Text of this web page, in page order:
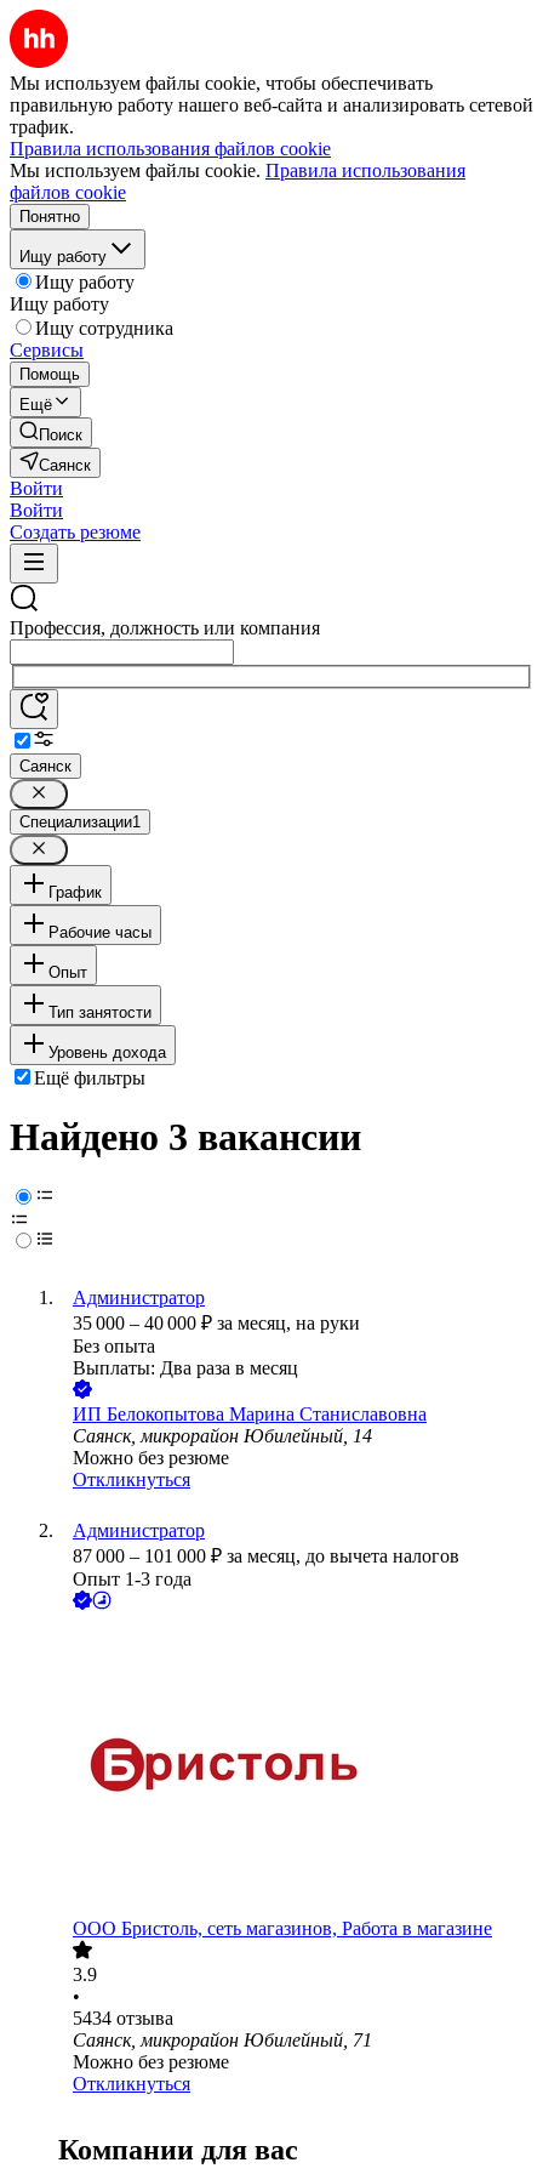
Мы используем файлы cookie, чтобы обеспечивать
правильную работу нашего веб-сайта и анализировать сетевой
трафик.
Правила использования файлов cookie
Мы используем файлы cookie. Правила использования
файлов cookie
Понятно
Ищу работу
Ищу работу
Ищу работу
Ищу сотрудника
Сервисы
Помощь
Ещё
Поиск
Саянск
Войти
Войти
Создать резюме
Профессия, должность или компания
Саянск
Специализации1
График
Рабочие часы
Опыт
Тип занятости
Уровень дохода
Ещё фильтры
Найдено 3 вакансии
Администратор
35 000 – 40 000 ₽ за месяц, на руки
Без опыта
Выплаты: Два раза в месяц
ИП Белокопытова Марина Станиславовна
Саянск, микрорайон Юбилейный, 14
Можно без резюме
Откликнуться
Администратор
87 000 – 101 000 ₽ за месяц, до вычета налогов
Опыт 1-3 года
ООО Бристоль, сеть магазинов, Работа в магазине
3.9
•
5434 отзыва
Саянск, микрорайон Юбилейный, 71
Можно без резюме
Откликнуться
Компании для вас